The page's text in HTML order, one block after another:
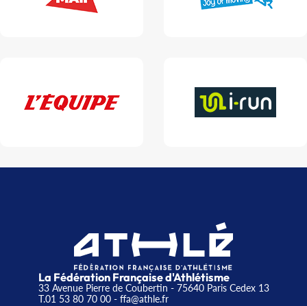
La Fédération Française d'Athlétisme
33 Avenue Pierre de Coubertin - 75640 Paris Cedex 13
T.01 53 80 70 00- ffa@athle.fr